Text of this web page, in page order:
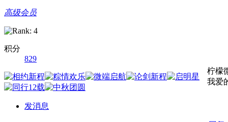
高级会员
积分
829
发消息
柠檬
我爱